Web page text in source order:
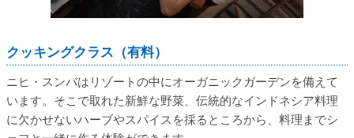
クッキングクラス（有料）
ニヒ・スンバはリゾートの中にオーガニックガーデンを備えて
います。そこで取れた新鮮な野菜、伝統的なインドネシア料理
に欠かせないハーブやスパイスを採るところから、料理までシ